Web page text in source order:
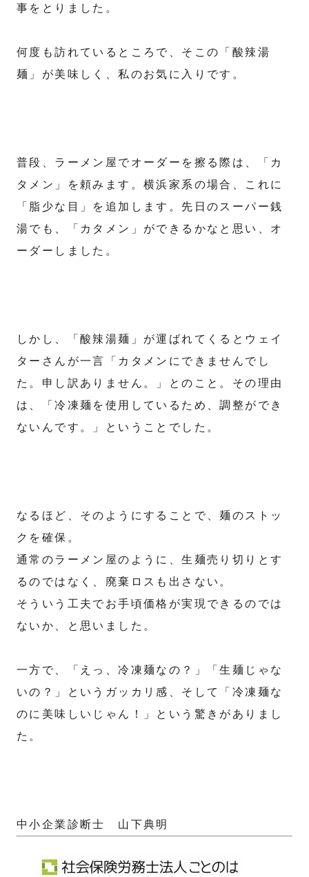
事をとりました。
何度も訪れているところで、そこの「酸辣湯
麺」が美味しく、私のお気に入りです。
普段、ラーメン屋でオーダーを擦る際は、「カ
タメン」を頼みます。横浜家系の場合、これに
「脂少な目」を追加します。先日のスーパー銭
湯でも、「カタメン」ができるかなと思い、オ
ーダーしました。
しかし、「酸辣湯麺」が運ばれてくるとウェイ
ターさんが一言「カタメンにできませんでし
た。申し訳ありません。」とのこと。その理由
は、「冷凍麺を使用しているため、調整ができ
ないんです。」ということでした。
なるほど、そのようにすることで、麺のストッ
クを確保。
通常のラーメン屋のように、生麺売り切りとす
るのではなく、廃棄ロスも出さない。
そういう工夫でお手頃価格が実現できるのでは
ないか、と思いました。
一方で、「えっ、冷凍麺なの？」「生麺じゃな
いの？」というガッカリ感、そして「冷凍麺な
のに美味しいじゃん！」という驚きがありまし
た。
中小企業診断士 山下典明